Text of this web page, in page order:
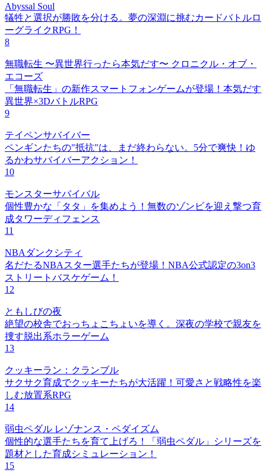
Abyssal Soul
犠牲と選択が勝敗を分ける。夢の深淵に挑むカードバトルロ
ーグライクRPG！
8
無職転生 〜異世界行ったら本気だす〜 クロニクル・オブ・
エコーズ
「無職転生」の新作スマートフォンゲームが登場！本気だす
異世界×3DバトルRPG
9
テイペンサバイバー
ペンギンたちの"抵抗"は、まだ終わらない。5分で爽快！ゆ
るかわサバイバーアクション！
10
モンスターサバイバル
個性豊かな「タタ」を集めよう！無数のゾンビを迎え撃つ育
成タワーディフェンス
11
NBAダンクシティ
名だたるNBAスター選手たちが登場！NBA公式認定の3on3
ストリートバスケゲーム！
12
ともしびの夜
絶望の校舎でおっちょこちょいを導く。深夜の学校で親友を
捜す脱出系ホラーゲーム
13
クッキーラン：クランブル
サクサク育成でクッキーたちが大活躍！可愛さと戦略性を楽
しむ放置系RPG
14
弱虫ペダル レゾナンス・ペダイズム
個性的な選手たちを育て上げろ！「弱虫ペダル」シリーズを
題材とした育成シミュレーション！
15